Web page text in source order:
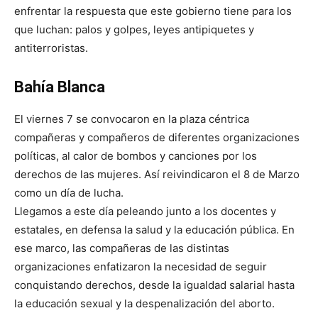
enfrentar la respuesta que este gobierno tiene para los
que luchan: palos y golpes, leyes antipiquetes y
antiterroristas.
Bahía Blanca
El viernes 7 se convocaron en la plaza céntrica
compañeras y compañeros de diferentes organizaciones
políticas, al calor de bombos y canciones por los
derechos de las mujeres. Así reivindicaron el 8 de Marzo
como un día de lucha.
Llegamos a este día peleando junto a los docentes y
estatales, en defensa la salud y la educación pública. En
ese marco, las compañeras de las distintas
organizaciones enfatizaron la necesidad de seguir
conquistando derechos, desde la igualdad salarial hasta
la educación sexual y la despenalización del aborto.